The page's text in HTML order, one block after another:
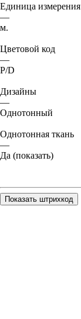
Единица измерения
—
м.
Цветовой код
—
P/D
Дизайны
—
Однотонный
Однотонная ткань
—
Да (показать)
Показать штрихкод